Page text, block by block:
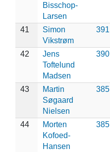
Bisschop-
Larsen
41
Simon
Vikstrøm
391
42
Jens
Toftelund
Madsen
390
43
Martin
Søgaard
Nielsen
385
44
Morten
Kofoed-
Hansen
385